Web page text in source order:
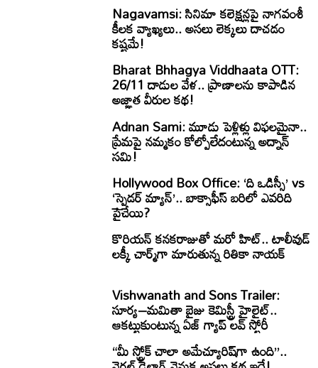
Nagavamsi: సినిమా కలెక్షన్లపై నాగవంశీ
కీలక వ్యాఖ్యలు.. అసలు లెక్కలు దాచడం
కష్టమే!
Bharat Bhhagya Viddhaata OTT:
26/11 దాడుల వేళ.. ప్రాణాలను కాపాడిన
అజ్ఞాత వీరుల కథ!
Adnan Sami: మూడు పెళ్లిళ్లు విఫలమైనా..
ప్రేమపై నమ్మకం కోల్పోలేదంటున్న అద్నాన్
సమి!
Hollywood Box Office: ‘ది ఒడిస్సీ’ vs
‘స్పైడర్ మ్యాన్’.. బాక్సాఫీస్ బరిలో ఎవరిది
పైచేయి?
కొరియన్ కనకరాజుతో మరో హిట్.. టాలీవుడ్
లక్కీ చార్మ్‌గా మారుతున్న రితికా నాయక్
Vishwanath and Sons Trailer:
సూర్య–మమితా బైజు కెమిస్ట్రీ హైలైట్..
ఆకట్టుకుంటున్న ఏజ్ గ్యాప్ లవ్ స్టోరీ
“మీ స్ట్రోక్ చాలా అమేచ్యూరిష్‌గా ఉంది”..